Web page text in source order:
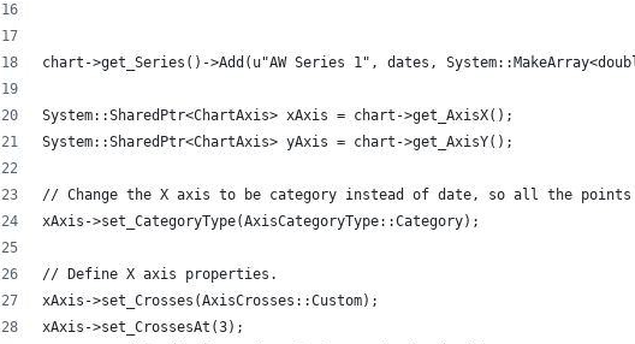
chart->get_Series()->Add(u"AW Series 1", dates,
System::SharedPtr<ChartAxis> xAxis = chart->get_AxisX();
System::SharedPtr<ChartAxis> yAxis = chart->get_AxisY();
// Change the X axis to be category instead of date, so all the
xAxis->set_CategoryType(AxisCategoryType::Category);
// Define X axis properties.
xAxis->set_Crosses(AxisCrosses::Custom);
xAxis->set_CrossesAt(3);